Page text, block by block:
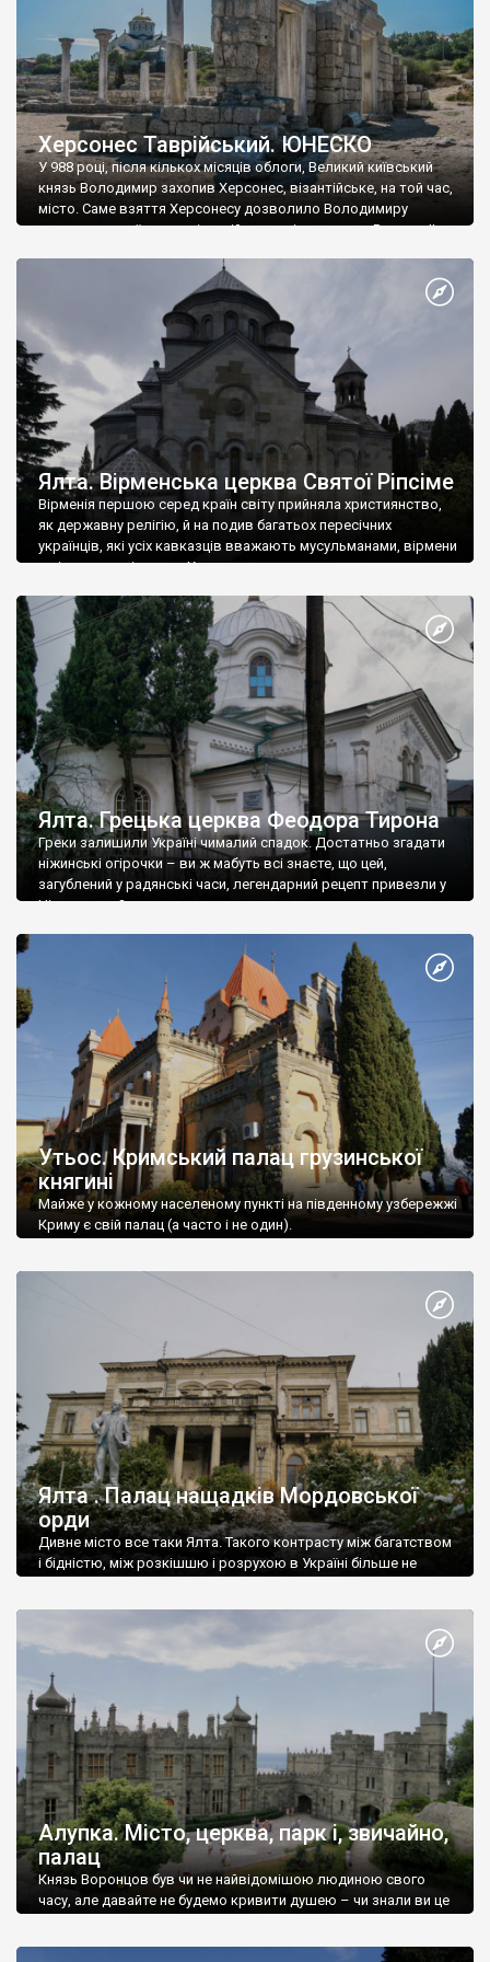
Херсонес Таврійський. ЮНЕСКО
У 988 році, після кількох місяців облоги, Великий київський
князь Володимир захопив Херсонес, візантійське, на той час,
місто. Саме взяття Херсонесу дозволило Володимиру
диктувати свої умови візантійському імператору Василю ІІ, та
Херсонесі Володимир-язичник, став Василем-християнином.
А потім було Хрещення Русі. На честь Херсонесу Таврійського
Ялта. Вірменська церква Святої Ріпсіме
Вірменія першою серед країн світу прийняла християнство,
як державну релігію, й на подив багатьох пересічних
українців, які усіх кавказців вважають мусульманами, вірмени
є відданими вірянами Христа
Ялта. Грецька церква Феодора Тирона
Греки залишили Україні чималий спадок. Достатньо згадати
ніжинські огірочки – ви ж мабуть всі знаєте, що цей,
загублений у радянські часи, легендарний рецепт привезли у
Ніжин греки?
Утьос. Кримський палац грузинської
княгині
Майже у кожному населеному пункті на південному узбережжі
Криму є свій палац (а часто і не один).
Ялта . Палац нащадків Мордовської
орди
Дивне місто все таки Ялта. Такого контрасту між багатством
і бідністю, між розкішшю і розрухою в Україні більше не
Алупка. Місто, церква, парк і, звичайно,
палац
Князь Воронцов був чи не найвідомішою людиною свого
часу, але давайте не будемо кривити душею – чи знали ви це